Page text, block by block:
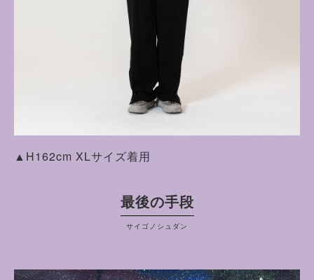
▲H162cm XLサイズ着用
最後の手段
サイゴノシュダン